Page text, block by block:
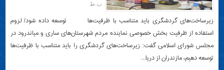
ب.ظ
زیرساخت‌های گردشگری باید متناسب با ظرفیت‌ها توسعه داده شود/ لزوم
استفاده از ظرفیت بخش خصوصی نماینده مردم شهرستان‌های ساری و میاندرود در
مجلس شورای اسلامی گفت: زیرساخت‌های گردشگری را باید متناسب با ظرفیت‌ها
توسعه دهیم، مازندران از دریا…